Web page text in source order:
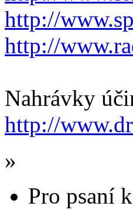
http://
http://
Nahrávky
http://
»
Pro psaní